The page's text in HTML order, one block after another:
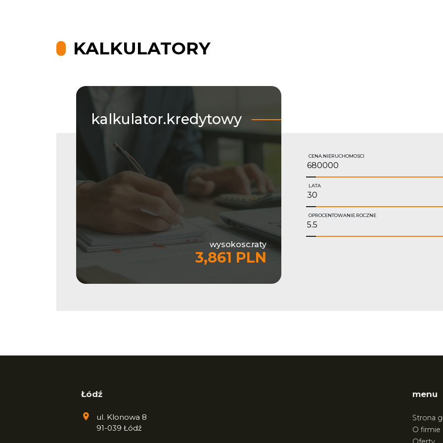
KALKULATORY
kalkulator.kredytowy
wysokosc.raty
3,861 PLN
CENA.NIERUCHOMOSCI
LATA
OPROCENTOWANIE.ROCZNE
Łódź
ul. Klonowa 8
91-039 Łódź
menu
Strona
O firmie